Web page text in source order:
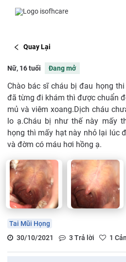
Quay Lại
Nữ, 16 tuổi Đang mở
Chào bác sĩ cháu bị đau họng
đã từng đi khám thì được chuẩn
mủ và viêm xoang.Dịch cháu
lo ạ.Cháu bị như thế này mấy
họng thì mấy hạt này nhỏ lại lúc
và đờm có máu hơi hồng ạ.
Tai Mũi Họng
30/10/2021
3 Trả lời 1